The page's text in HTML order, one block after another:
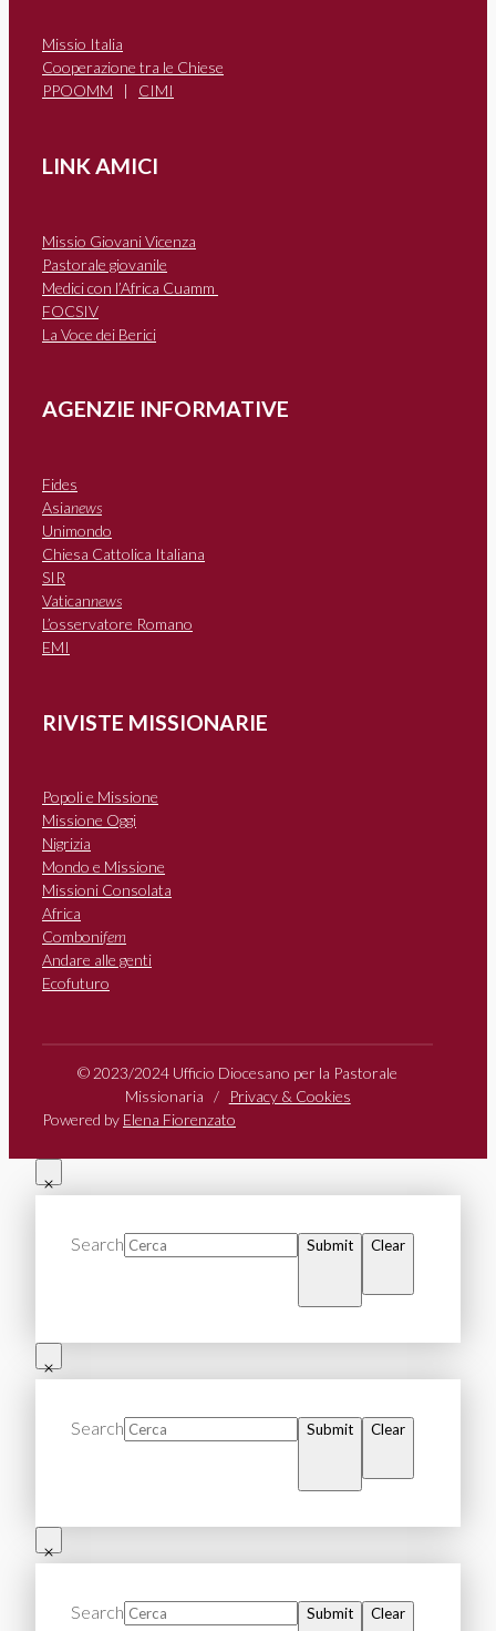
Missio Italia
Cooperazione tra le Chiese
PPOOMM | CIMI
LINK AMICI
Missio Giovani Vicenza
Pastorale giovanile
Medici con l’Africa Cuamm
FOCSIV
La Voce dei Berici
AGENZIE INFORMATIVE
Fides
Asianews
Unimondo
Chiesa Cattolica Italiana
SIR
Vaticannews
L’osservatore Romano
EMI
RIVISTE MISSIONARIE
Popoli e Missione
Missione Oggi
Nigrizia
Mondo e Missione
Missioni Consolata
Africa
Combonifem
Andare alle genti
Ecofuturo
© 2023/2024 Ufficio Diocesano per la Pastorale
Missionaria /
Privacy & Cookies
Powered by Elena Fiorenzato
Search Submit Clear
Search Submit Clear
Search Submit Clear